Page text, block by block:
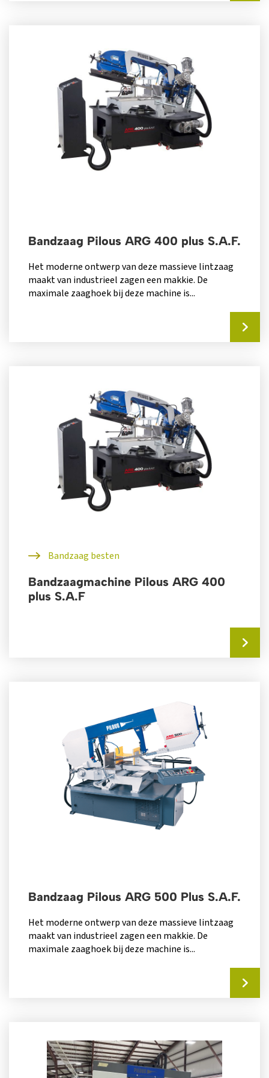
Bandzaag Pilous ARG 400 plus S.A.F.
Het moderne ontwerp van deze massieve lintzaag
maakt van industrieel zagen een makkie. De
maximale zaaghoek bij deze machine is...
Bandzaag besten
Bandzaagmachine Pilous ARG 400
plus S.A.F
Bandzaag Pilous ARG 500 Plus S.A.F.
Het moderne ontwerp van deze massieve lintzaag
maakt van industrieel zagen een makkie. De
maximale zaaghoek bij deze machine is...